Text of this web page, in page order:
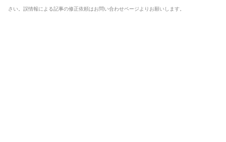
さい。誤情報による記事の修正依頼はお問い合わせページよりお願いします。